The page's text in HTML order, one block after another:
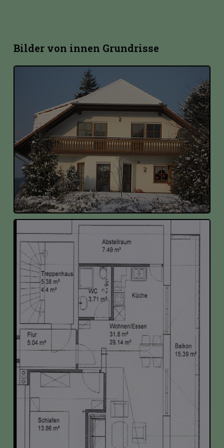
Bilder von innen Grundrisse